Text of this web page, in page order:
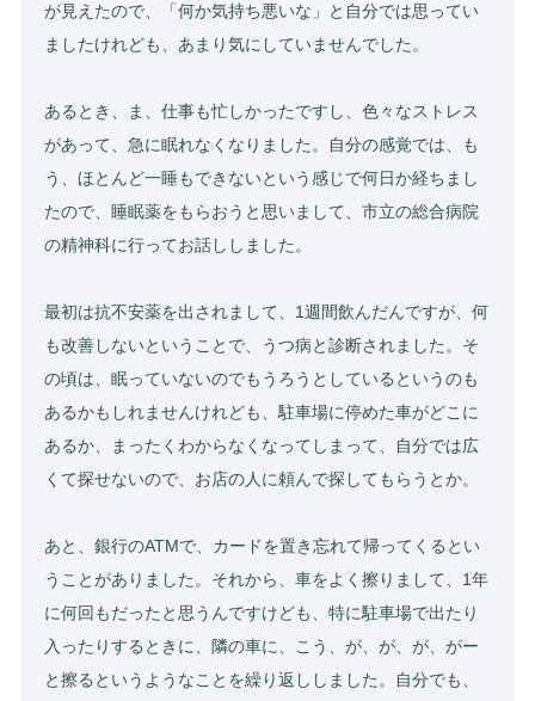
が見えたので、「何か気持ち悪いな」と自分では思ってい
ましたけれども、あまり気にしていませんでした。
あるとき、ま、仕事も忙しかったですし、色々なストレス
があって、急に眠れなくなりました。自分の感覚では、も
う、ほとんど一睡もできないという感じで何日か経ちまし
たので、睡眠薬をもらおうと思いまして、市立の総合病院
の精神科に行ってお話ししました。
最初は抗不安薬を出されまして、1週間飲んだんですが、何
も改善しないということで、うつ病と診断されました。そ
の頃は、眠っていないのでもうろうとしているというのも
あるかもしれませんけれども、駐車場に停めた車がどこに
あるか、まったくわからなくなってしまって、自分では広
くて探せないので、お店の人に頼んで探してもらうとか。
あと、銀行のATMで、カードを置き忘れて帰ってくるとい
うことがありました。それから、車をよく擦りまして、1年
に何回もだったと思うんですけども、特に駐車場で出たり
入ったりするときに、隣の車に、こう、が、が、が、がー
と擦るというようなことを繰り返ししました。自分でも、